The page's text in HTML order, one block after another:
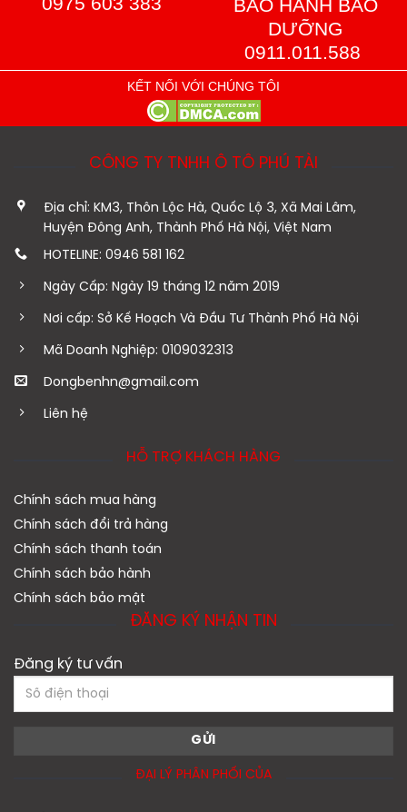
BẢO HÀNH BẢO
DƯỠNG
0911.011.588
KẾT NỐI VỚI CHÚNG TÔI
CÔNG TY TNHH Ô TÔ PHÚ TÀI
Địa chỉ: KM3, Thôn Lộc Hà, Quốc Lộ 3, Xã Mai Lâm,
Huyện Đông Anh, Thành Phố Hà Nội, Việt Nam
HOTELINE: 0946 581 162
Ngày Cấp: Ngày 19 tháng 12 năm 2019
Nơi cấp: Sở Kế Hoạch Và Đầu Tư Thành Phố Hà Nội
Mã Doanh Nghiệp: 0109032313
Dongbenhn@gmail.com
Liên hệ
HỖ TRỢ KHÁCH HÀNG
Chính sách mua hàng
Chính sách đổi trả hàng
Chính sách thanh toán
Chính sách bảo hành
Chính sách bảo mật
ĐĂNG KÝ NHẬN TIN
Đăng ký tư vấn
ĐẠI LÝ PHÂN PHỐI CỦA